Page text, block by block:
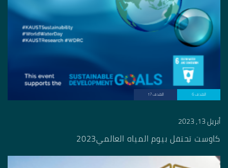
الهدف 6 الهدف 17
أبريل 13, 2023
كاوست تحتفل بيوم المياه العالمي2023